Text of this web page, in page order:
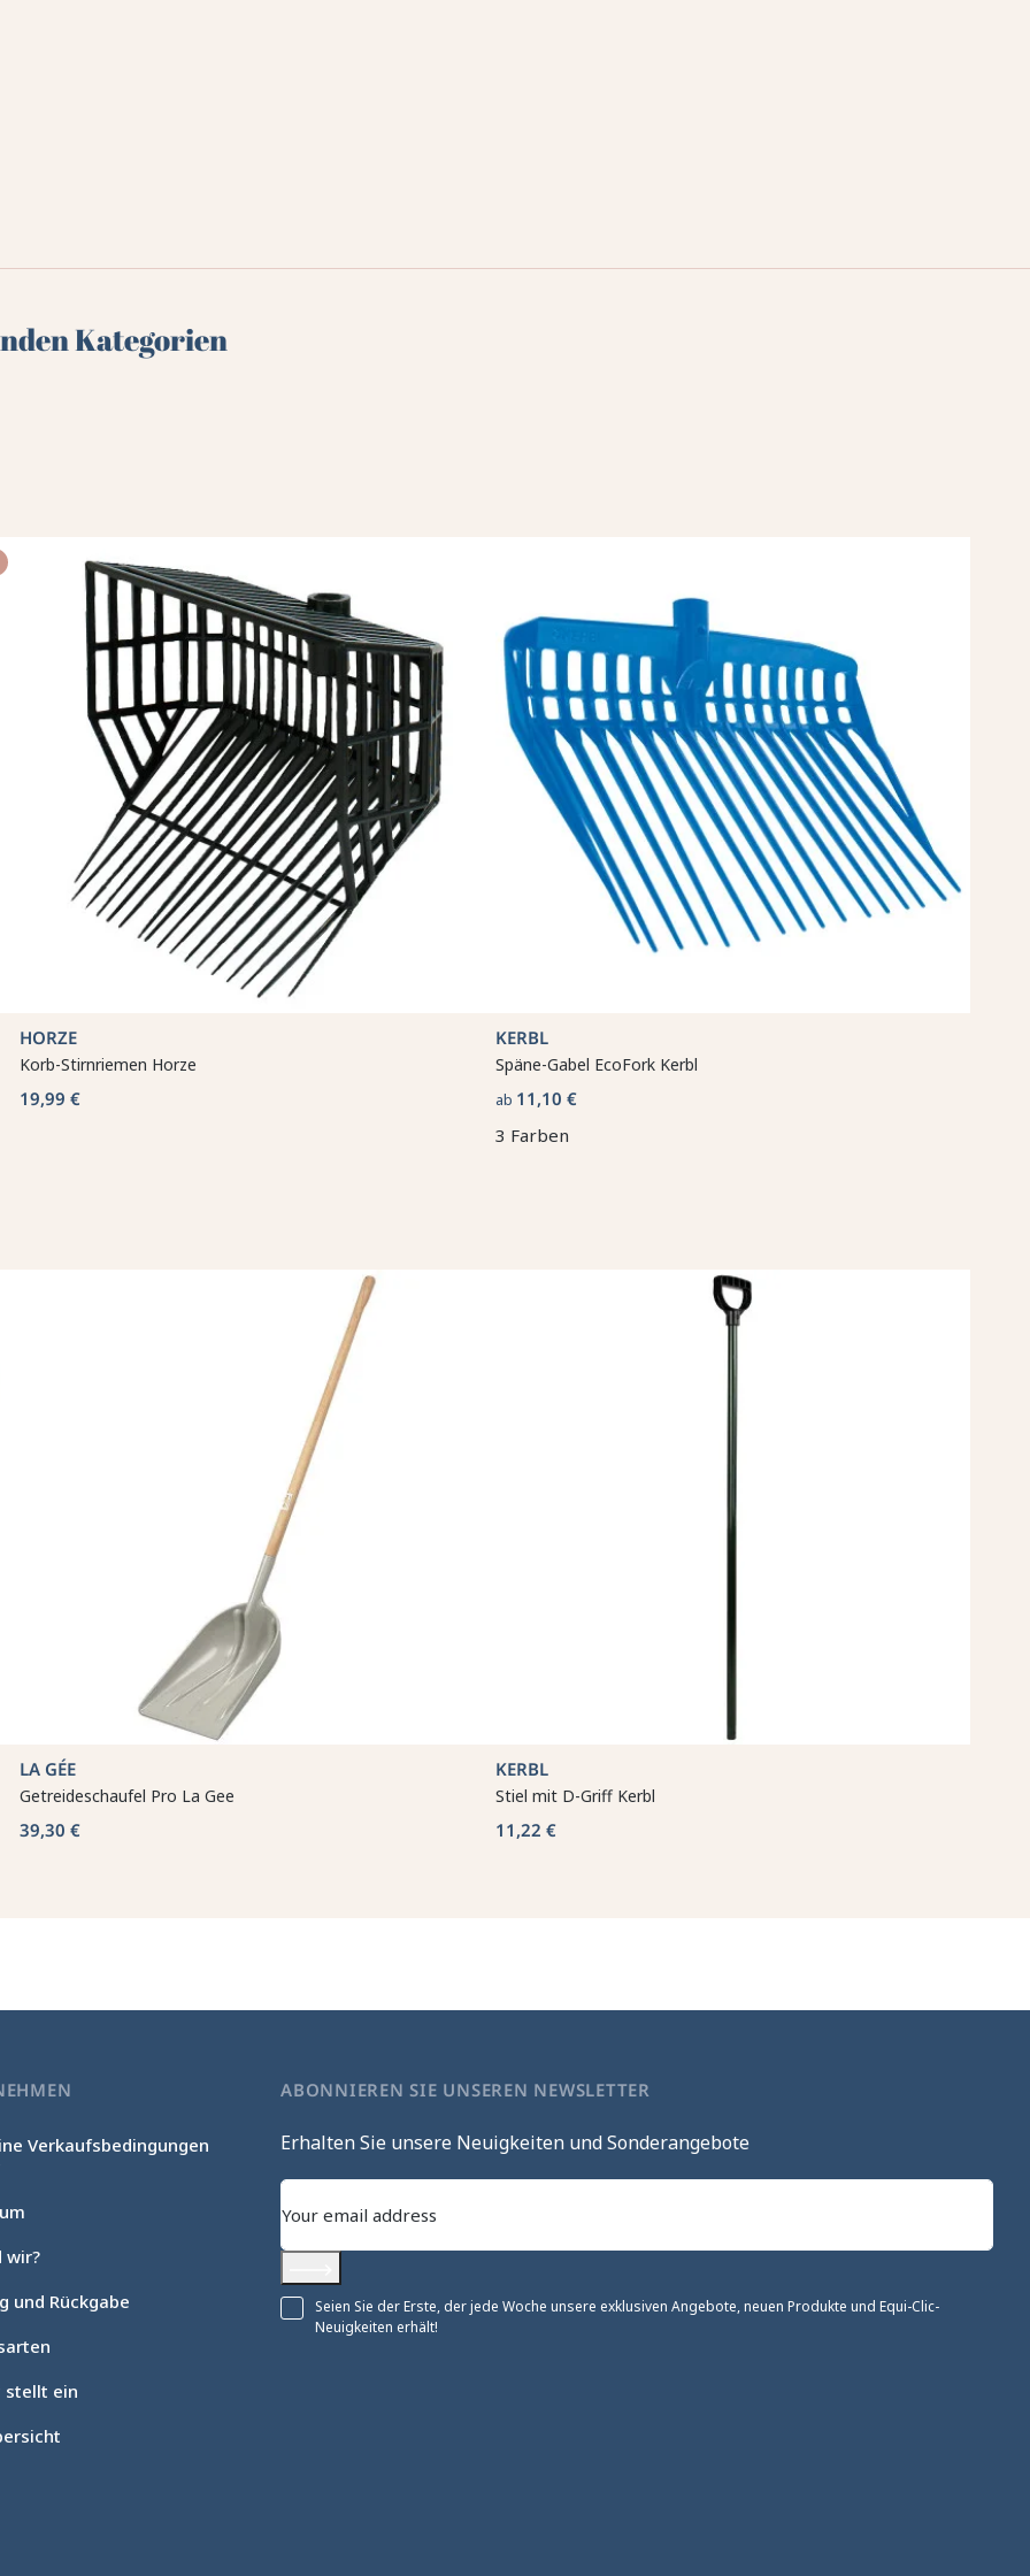
Kategorien
HORZE
Korb-Stirnriemen Horze
19,99 €
KERBL
Späne-Gabel EcoFork Kerbl
ab 11,10 €
3 Farben
LA GÉE
Getreideschaufel Pro La Gee
39,30 €
KERBL
Stiel mit D-Griff Kerbl
11,22 €
Verkaufsbedingungen
wir?
und Rückgabe
stellt ein
ABONNIEREN SIE UNSEREN NEWSLETTER
Erhalten Sie unsere Neuigkeiten und Sonderangebote
Abonnieren
Seien Sie der Erste, der jede Woche unsere exklusiven Angebote, neuen Produkte und Equi-Clic-
Neuigkeiten erhält!